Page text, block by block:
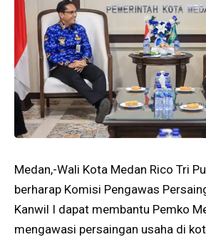
Medan,-Wali Kota Medan Rico Tri
berharap Komisi Pengawas
Kanwil I dapat membantu Pemko
mengawasi persaingan usaha di